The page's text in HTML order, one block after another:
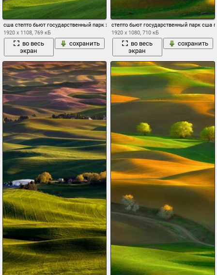
сша степто бьют государственный парк холмы деревья домик поля ковры
1920 x 1108, 769 кБ
во весь
экран
сохранить
степто бьют государственный парк сша
1920 x 1080, 710 кБ
во весь
экран
сохранить